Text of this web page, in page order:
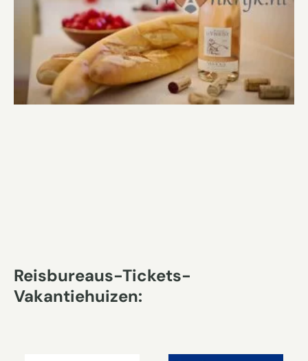
Reisbureaus-Tickets-
Vakantiehuizen: